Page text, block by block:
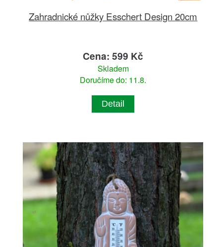
Zahradnické nůžky Esschert Design 20cm
Cena: 599 Kč
Skladem
Doručíme do: 11.8.
Detail